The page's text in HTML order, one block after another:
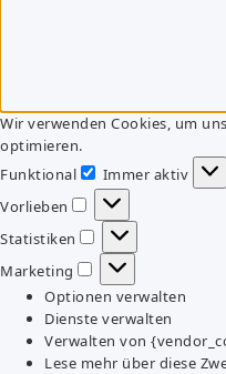
Wir verwenden Cookies, um
optimieren.
Funktional
Funktional
Immer aktiv
Vorlieben
Vorlieben
Statistiken
Statistiken
Marketing
Marketing
Optionen verwalten
Dienste verwalten
Verwalten von
Lese mehr über diese